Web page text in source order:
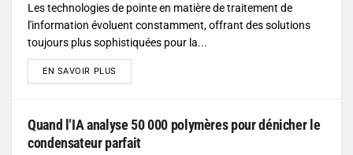
Les technologies de pointe en matière de traitement de
l'information évoluent constamment, offrant des solutions
toujours plus sophistiquées pour la...
EN SAVOIR PLUS
Quand l’IA analyse 50 000 polymères pour dénicher le
condensateur parfait